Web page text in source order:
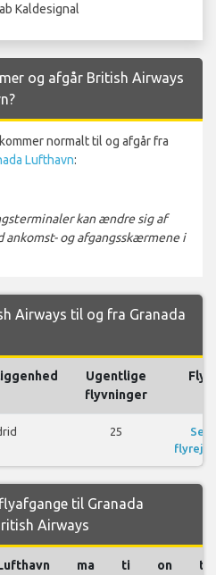
Kaldesignal
og afgår British Airways
normalt til og afgår fra
Lufthavn:
kan ændre sig af
og afgangsskærmene i
Airways til og fra Granada
Ugentlige
flyvninger
Fly
25
Se
til Granada
Airways
ma ti on to